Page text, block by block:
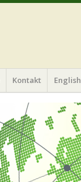
Kontakt English